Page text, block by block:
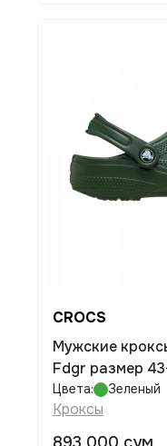
CROCS
Мужские кроксы CROCS Classic
Fdgr размер
Цвета: Зеленый
Кроксы